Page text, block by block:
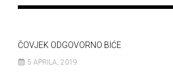
ČOVJEK ODGOVORNO BIĆE
5 APRILA, 2019